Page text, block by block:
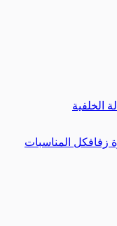
الخلفية
زفافكل المناسبات